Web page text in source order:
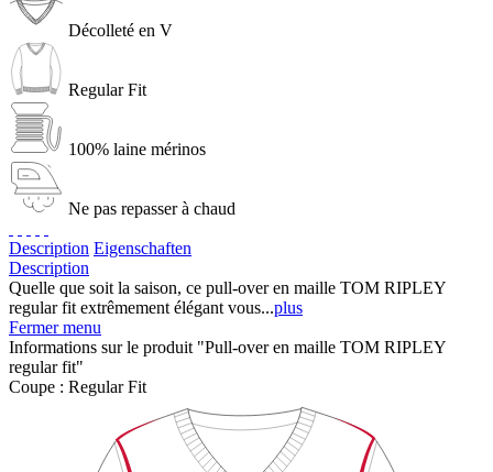
Décolleté en V
Regular Fit
100% laine mérinos
Ne pas repasser à chaud
Description Eigenschaften
Description
Quelle que soit la saison, ce pull-over en maille TOM RIPLEY
regular fit extrêmement élégant vous...plus
Fermer menu
Informations sur le produit "Pull-over en maille TOM RIPLEY
regular fit"
Coupe : Regular Fit